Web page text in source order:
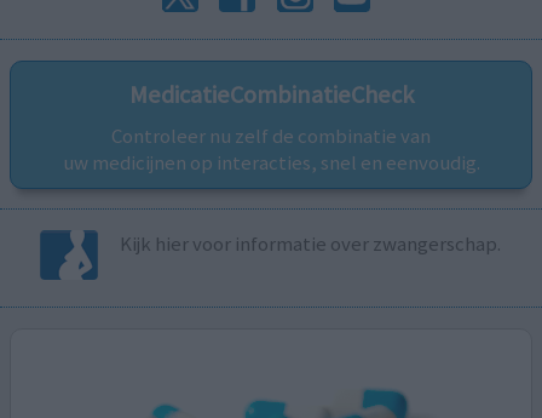
MedicatieCombinatieCheck
Controleer nu zelf de combinatie van
uw medicijnen op interacties, snel en eenvoudig.
Kijk hier voor informatie over zwangerschap.